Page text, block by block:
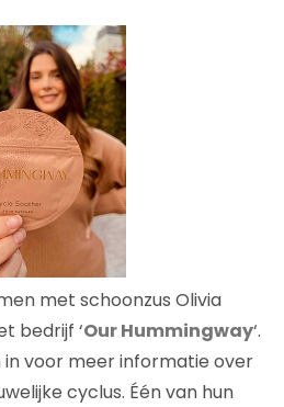
met schoonzus Olivia
bedrijf ‘Our Hummingway‘.
in voor meer informatie over
cyclus. Één van hun